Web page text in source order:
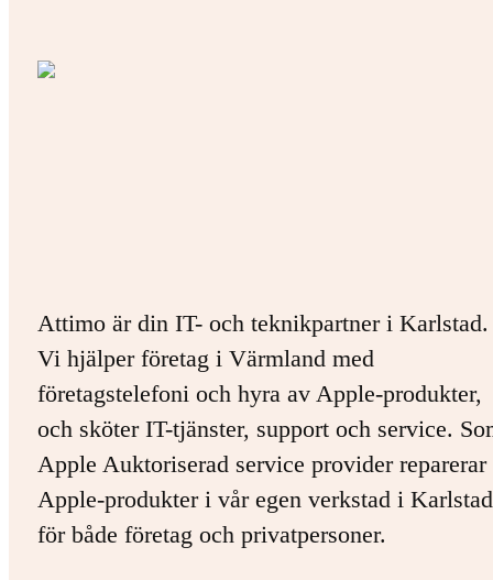
Attimo är din IT- och teknikpartner i Karlstad.
Vi hjälper företag i Värmland med
företagstelefoni och hyra av Apple-produkter,
och sköter IT-tjänster, support och service.
Apple Auktoriserad service provider
Apple-produkter i vår egen verkstad i
för både företag och privatpersoner.